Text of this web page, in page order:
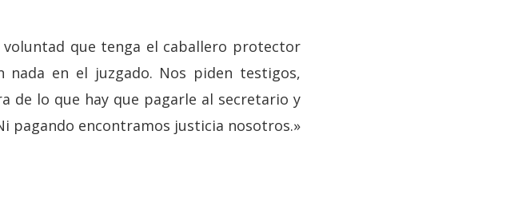
que tenga el caballero protector
en el juzgado. Nos piden testigos,
de lo que hay que pagarle al secretario y
pagando encontramos justicia nosotros.»